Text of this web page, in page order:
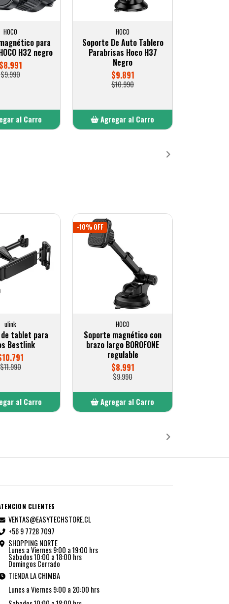
HOCO
para
H32 negro
$8.991
$9.990
al Carro
HOCO
Soporte De Auto Tablero
Parabrisas Hoco H37
Negro
$9.891
$10.990
Agregar al Carro
ulink
tablet para
Bestlink
$11.990
al Carro
-10% OFF
HOCO
Soporte magnético con
brazo largo BOROFONE
regulable
$8.991
$9.990
Agregar al Carro
CLIENTES
VENTAS@EASYTECHSTORE.CL
+56 9 7728 7097
SHOPPING NORTE
Lunes a Viernes 9:00 a 19:00 hrs
Sabados 10:00 a 18:00 hrs
Domingos Cerrado
TIENDA LA CHIMBA
Lunes a Viernes 9:00 a 20:00 hrs